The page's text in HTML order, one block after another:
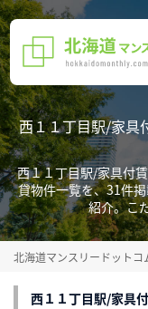
西１１丁目駅/家具
西１１丁目駅/家具付
貸物件一覧を、31件
紹介。こ
北海道マンスリードットコ
西１１丁目駅/家具